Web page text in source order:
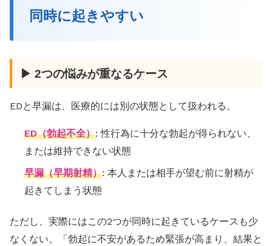
同時に起きやすい
▶ 2つの悩みが重なるケース
EDと早漏は、医療的には別の状態として扱われる。
ED（勃起不全）: 性行為に十分な勃起が得られない、
または維持できない状態
早漏（早期射精）: 本人または相手が望む前に射精が
起きてしまう状態
ただし、実際にはこの2つが同時に起きているケースも少
なくない。「勃起に不安があるため緊張が高まり、結果と